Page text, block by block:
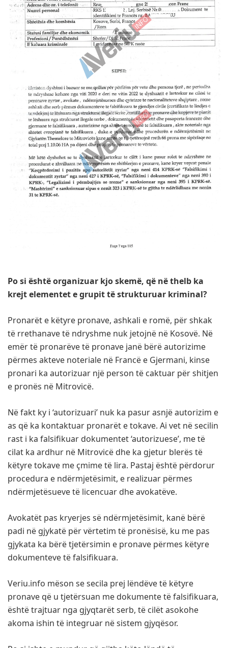
Po si është organizuar kjo skemë, që në thelb ka
krejt elementet e grupit të strukturuar kriminal?
Pronarët e këtyre pronave, ashkali e romë, për shkak
të rrethanave të ndryshme nuk jetojnë në Kosovë. Në
emër të pronarëve të pronave janë bërë autorizime
përmes akteve noteriale në Francë e Gjermani, kinse
pronari ka autorizuar një person të caktuar për shitjen
e pronës në Mitrovicë.
Në fakt ky i ‘autorizuari’ nuk ka pasur asnjë autorizim e
as që ka kontaktuar pronarët e tokave. Ai vet në secilin
rast i ka falsifikuar dokumentet ‘autorizuese’, me të
cilat ka ardhur në Mitrovicë dhe ka gjetur blerës të
këtyre tokave me çmime të lira. Pastaj është përdorur
procedura e ndërmjetësimit, e realizuar përmes
ndërmjetësueve të licencuar dhe avokatëve.
Avokatët pas kryerjes së ndërmjetësimit, kanë bërë
padi në gjykatë për vërtetim të pronësisë, ku me pas
gjykata ka bërë tjetërsimin e pronave përmes këtyre
dokumenteve të falsifikuara.
Veriu.info mëson se secila prej lëndëve të këtyre
pronave që u tjetërsuan me dokumente të falsifikuara,
është trajtuar nga gjyqtarët serb, të cilët asokohe
akoma ishin të integruar në sistem gjyqësor.